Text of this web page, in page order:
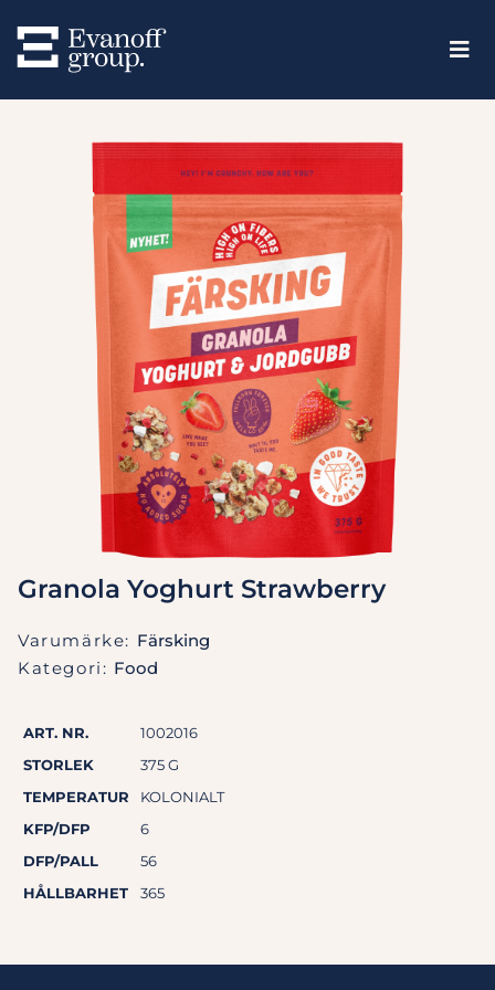
Granola Yoghurt Strawberry
Varumärke: Färsking
Kategori: Food
ART. NR.
1002016
STORLEK
375 G
TEMPERATUR
KOLONIALT
KFP/DFP
6
DFP/PALL
56
HÅLLBARHET
365